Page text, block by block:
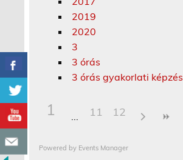
2019
2020
3
3 órás
3 órás gyakorlati képzés
1 11 12
Powered by Events Manager